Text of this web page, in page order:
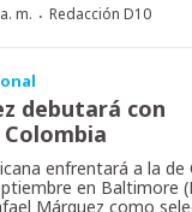
m. · Redacción D10
debutará con
enfrentará a la de
en Baltimore
Márquez como